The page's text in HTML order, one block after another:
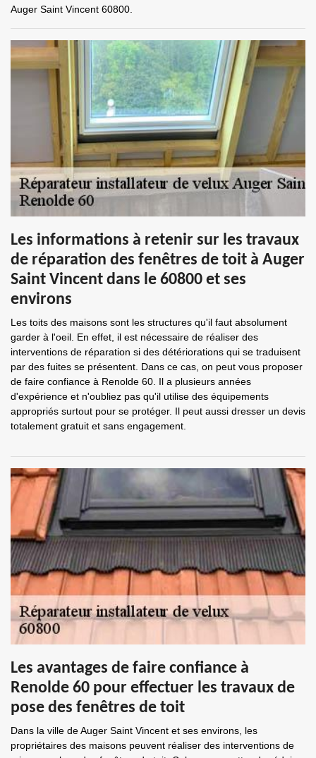
Auger Saint Vincent 60800.
Les informations à retenir sur les travaux
de réparation des fenêtres de toit à Auger
Saint Vincent dans le 60800 et ses
environs
Les toits des maisons sont les structures qu'il faut absolument
garder à l'oeil. En effet, il est nécessaire de réaliser des
interventions de réparation si des détériorations qui se traduisent
par des fuites se présentent. Dans ce cas, on peut vous proposer
de faire confiance à Renolde 60. Il a plusieurs années
d'expérience et n'oubliez pas qu'il utilise des équipements
appropriés surtout pour se protéger. Il peut aussi dresser un devis
totalement gratuit et sans engagement.
Les avantages de faire confiance à
Renolde 60 pour effectuer les travaux de
pose des fenêtres de toit
Dans la ville de Auger Saint Vincent et ses environs, les
propriétaires des maisons peuvent réaliser des interventions de